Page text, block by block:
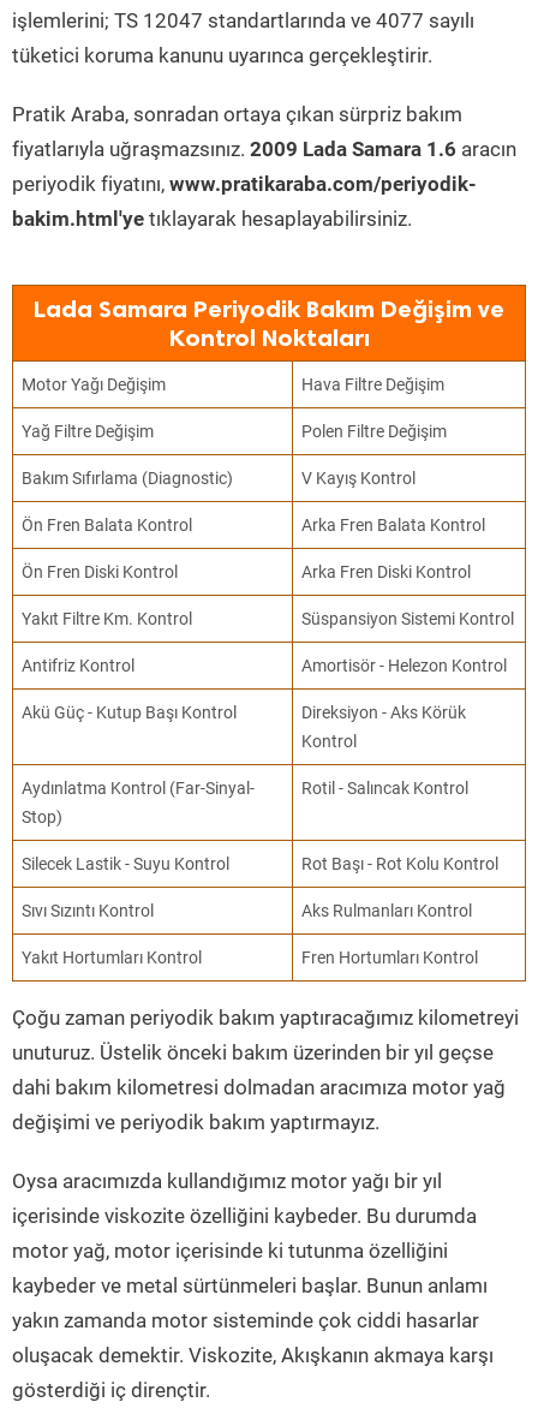
işlemlerini; TS 12047 standartlarında ve 4077 sayılı
tüketici koruma kanunu uyarınca gerçekleştirir.
Pratik Araba, sonradan ortaya çıkan sürpriz bakım
fiyatlarıyla uğraşmazsınız. 2009 Lada Samara 1.6 aracın
periyodik fiyatını, www.pratikaraba.com/periyodik-
bakim.html'ye tıklayarak hesaplayabilirsiniz.
Lada Samara Periyodik Bakım Değişim ve
Kontrol Noktaları
Motor Yağı Değişim Hava Filtre Değişim
Yağ Filtre Değişim Polen Filtre Değişim
Bakım Sıfırlama (Diagnostic) V Kayış Kontrol
Ön Fren Balata Kontrol Arka Fren Balata Kontrol
Ön Fren Diski Kontrol Arka Fren Diski Kontrol
Yakıt Filtre Km. Kontrol Süspansiyon Sistemi Kontrol
Antifriz Kontrol Amortisör - Helezon Kontrol
Akü Güç - Kutup Başı Kontrol
Direksiyon - Aks Körük
Kontrol
Aydınlatma Kontrol (Far-Sinyal-
Stop)
Rotil - Salıncak Kontrol
Silecek Lastik - Suyu Kontrol Rot Başı - Rot Kolu Kontrol
Sıvı Sızıntı Kontrol Aks Rulmanları Kontrol
Yakıt Hortumları Kontrol Fren Hortumları Kontrol
Çoğu zaman periyodik bakım yaptıracağımız kilometreyi
unuturuz. Üstelik önceki bakım üzerinden bir yıl geçse
dahi bakım kilometresi dolmadan aracımıza motor yağ
değişimi ve periyodik bakım yaptırmayız.
Oysa aracımızda kullandığımız motor yağı bir yıl
içerisinde viskozite özelliğini kaybeder. Bu durumda
motor yağ, motor içerisinde ki tutunma özelliğini
kaybeder ve metal sürtünmeleri başlar. Bunun anlamı
yakın zamanda motor sisteminde çok ciddi hasarlar
oluşacak demektir. Viskozite, Akışkanın akmaya karşı
gösterdiği iç dirençtir.